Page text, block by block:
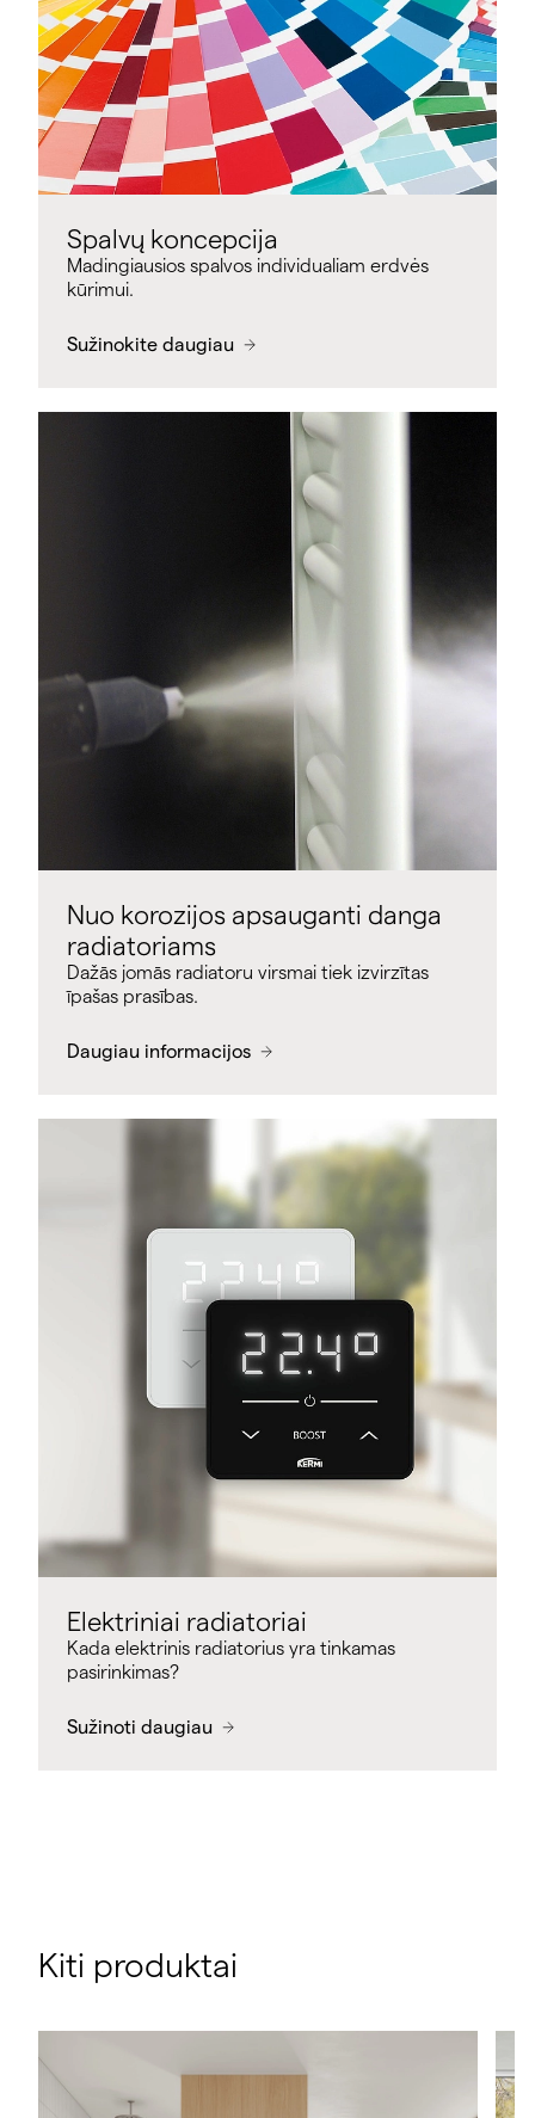
Spalvų koncepcija
Madingiausios spalvos individualiam erdvės
kūrimui.
Sužinokite daugiau
Nuo korozijos apsauganti danga
radiatoriams
Dažās jomās radiatoru virsmai tiek izvirzītas
īpašas prasības.
Daugiau informacijos
Elektriniai radiatoriai
Kada elektrinis radiatorius yra tinkamas
pasirinkimas?
Sužinoti daugiau
Kiti produktai